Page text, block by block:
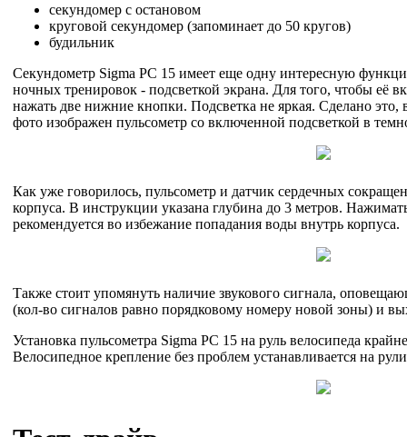
секундомер с остановом
круговой секундомер (запоминает до 50 кругов)
будильник
Секундометр Sigma PC 15 имеет еще одну интересную
ночных тренировок - подсветкой экрана. Для того, чтобы её
нажать две нижние кнопки. Подсветка не яркая. Сделано это,
фото изображен пульсометр со включенной подсветкой в
Как уже говорилось, пульсометр и датчик сердечных
корпуса. В инструкции указана глубина до 3 метров.
рекомендуется во избежание попадания воды внутрь корпуса.
Также стоит упомянуть наличие звукового сигнала,
(кол-во сигналов равно порядковому номеру новой зоны) и
Установка пульсометра Sigma PC 15 на руль велосипеда
Велосипедное крепление без проблем устанавливается на